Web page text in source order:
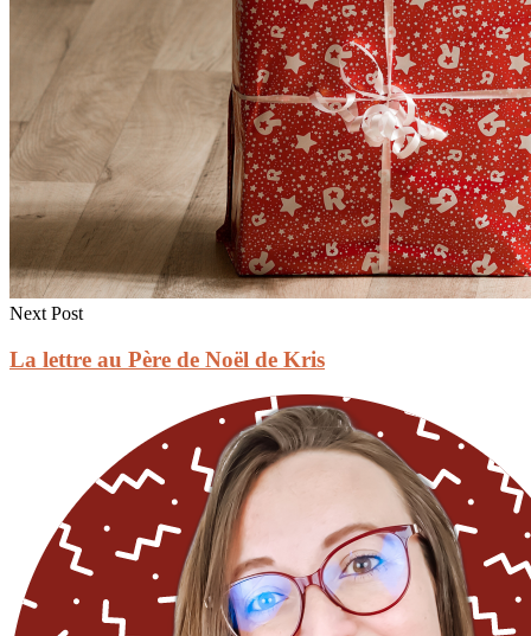
Next Post
La lettre au Père de Noël de Kris